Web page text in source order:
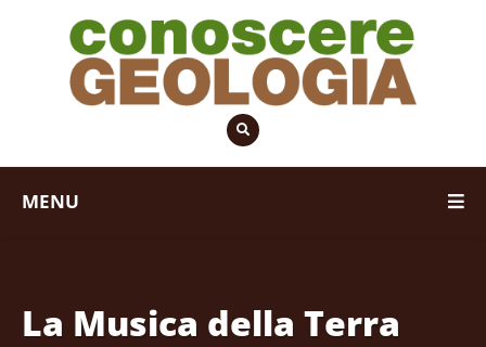
MENU
La Musica della Terra